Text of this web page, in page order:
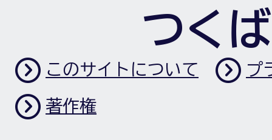
つく
このサイトについて プ
著作権